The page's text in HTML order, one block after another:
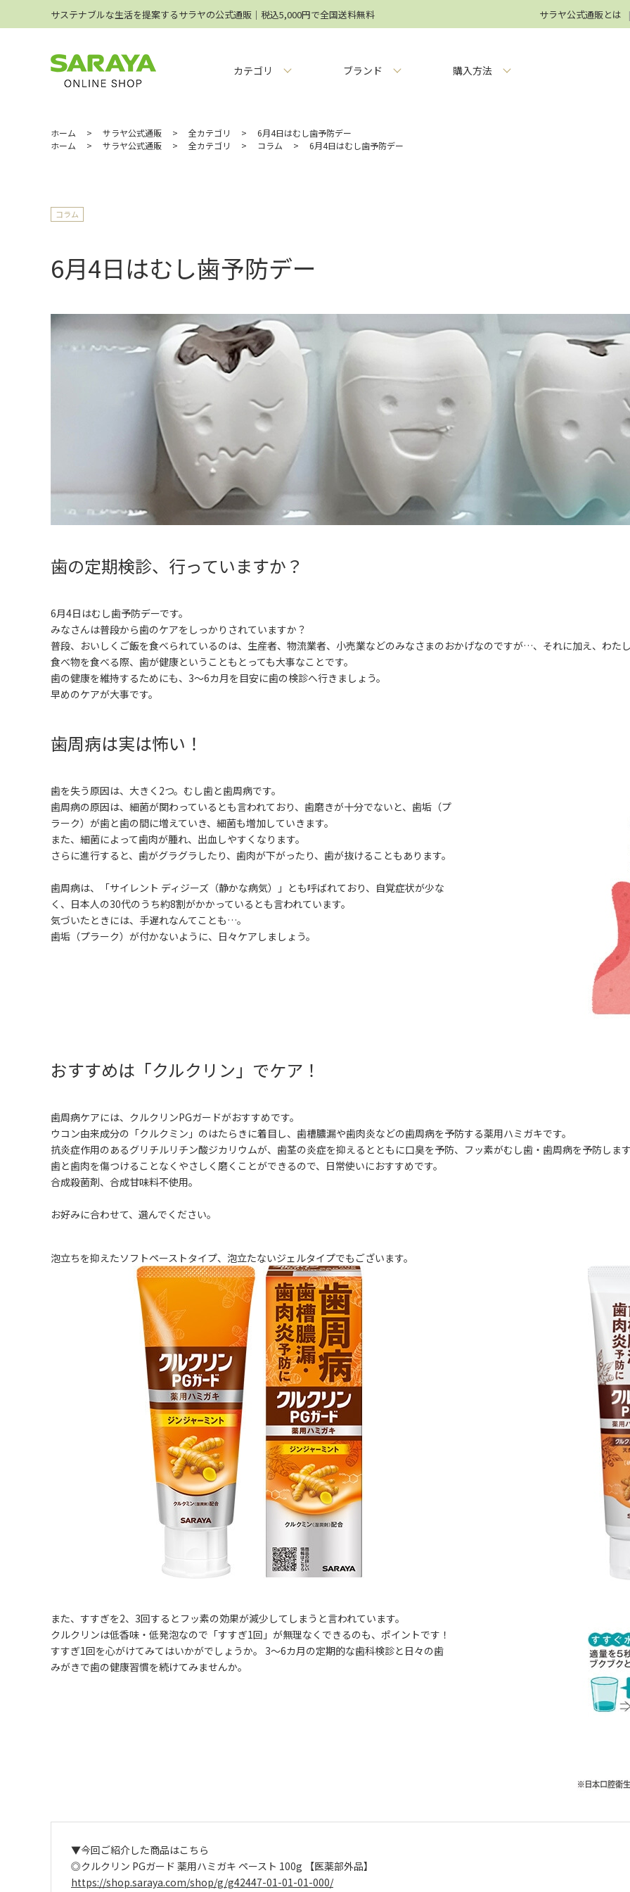
サステナブルな生活を提案するサラヤの公式通販│税込5,000円で全国送料無料 サラヤ公式通販とは
カテゴリ ブランド 購入方法
ホーム > サラヤ公式通販 > 全カテゴリ >
6月4日はむし歯予防デー
ホーム
> サラヤ公式通販 > 全カテゴリ > コラム > 6月4日はむし歯予防デー
コラム
6月4日はむし歯予防デー
歯の定期検診、行っていますか？
6月4日はむし歯予防デーです。
みなさんは普段から歯のケアをしっかりされていますか？
普段、おいしくご飯を食べられているのは、生産者、物流業者、小売業などのみなさまのおかげなのですが…、それに加え、わた
食べ物を食べる際、歯が健康ということもとっても大事なことです。
歯の健康を維持するためにも、3～6カ月を目安に歯の検診へ行きましょう。
早めのケアが大事です。
歯周病は実は怖い！
歯を失う原因は、大きく2つ。むし歯と歯周病です。
歯周病の原因は、細菌が関わっているとも言われており、歯磨きが十分でないと、歯垢（プ
ラーク）が歯と歯の間に増えていき、細菌も増加していきます。
また、細菌によって歯肉が腫れ、出血しやすくなります。
さらに進行すると、歯がグラグラしたり、歯肉が下がったり、歯が抜けることもあります。
歯周病は、「サイレント ディジーズ（静かな病気）」とも呼ばれており、自覚症状が少な
く、日本人の30代のうち約8割がかかっているとも言われています。
気づいたときには、手遅れなんてことも…。
歯垢（プラーク）が付かないように、日々ケアしましょう。
おすすめは「クルクリン」でケア！
歯周病ケアには、クルクリンPGガードがおすすめです。
ウコン由来成分の「クルクミン」のはたらきに着目し、歯槽膿漏や歯肉炎などの歯周病を予防する薬用ハミガキです。
抗炎症作用のあるグリチルリチン酸ジカリウムが、歯茎の炎症を抑えるとともに口臭を予防、フッ素がむし歯・歯周病を予防しま
歯と歯肉を傷つけることなくやさしく磨くことができるので、日常使いにおすすめです。
合成殺菌剤、合成甘味料不使用。
お好みに合わせて、選んでください。
泡立ちを抑えたソフトペーストタイプ、泡立たないジェルタイプでもございます。
また、すすぎを2、3回するとフッ素の効果が減少してしまうと言われています。
クルクリンは低香味・低発泡なので「すすぎ1回」が無理なくできるのも、ポイントです！
すすぎ1回を心がけてみてはいかがでしょうか。 3～6カ月の定期的な歯科検診と日々の歯
みがきで歯の健康習慣を続けてみませんか。
▼今回ご紹介した商品はこちら
◎クルクリン PGガード 薬用ハミガキ ペースト 100g 【医薬部外品】
https://shop.saraya.com/shop/g/g42447-01-01-01-000/